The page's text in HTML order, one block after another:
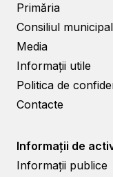
Primăria
Consiliul municipal
Media
Informații utile
Politica de
Contacte
Informații de
Informații publice